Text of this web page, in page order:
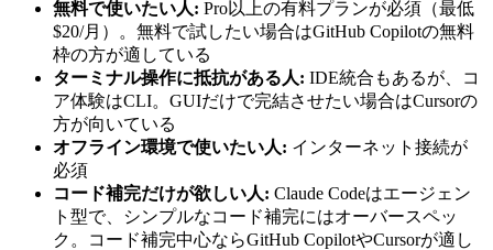
無料で使いたい人: Pro以上の有料プランが必須（最低
$20/月）。無料で試したい場合はGitHub Copilotの無料
枠の方が適している
ターミナル操作に抵抗がある人: IDE統合もあるが、コ
ア体験はCLI。GUIだけで完結させたい場合はCursorの
方が向いている
オフライン環境で使いたい人: インターネット接続が
必須
コード補完だけが欲しい人: Claude Codeはエージェン
ト型で、シンプルなコード補完にはオーバースペッ
ク。コード補完中心ならGitHub CopilotやCursorが適し